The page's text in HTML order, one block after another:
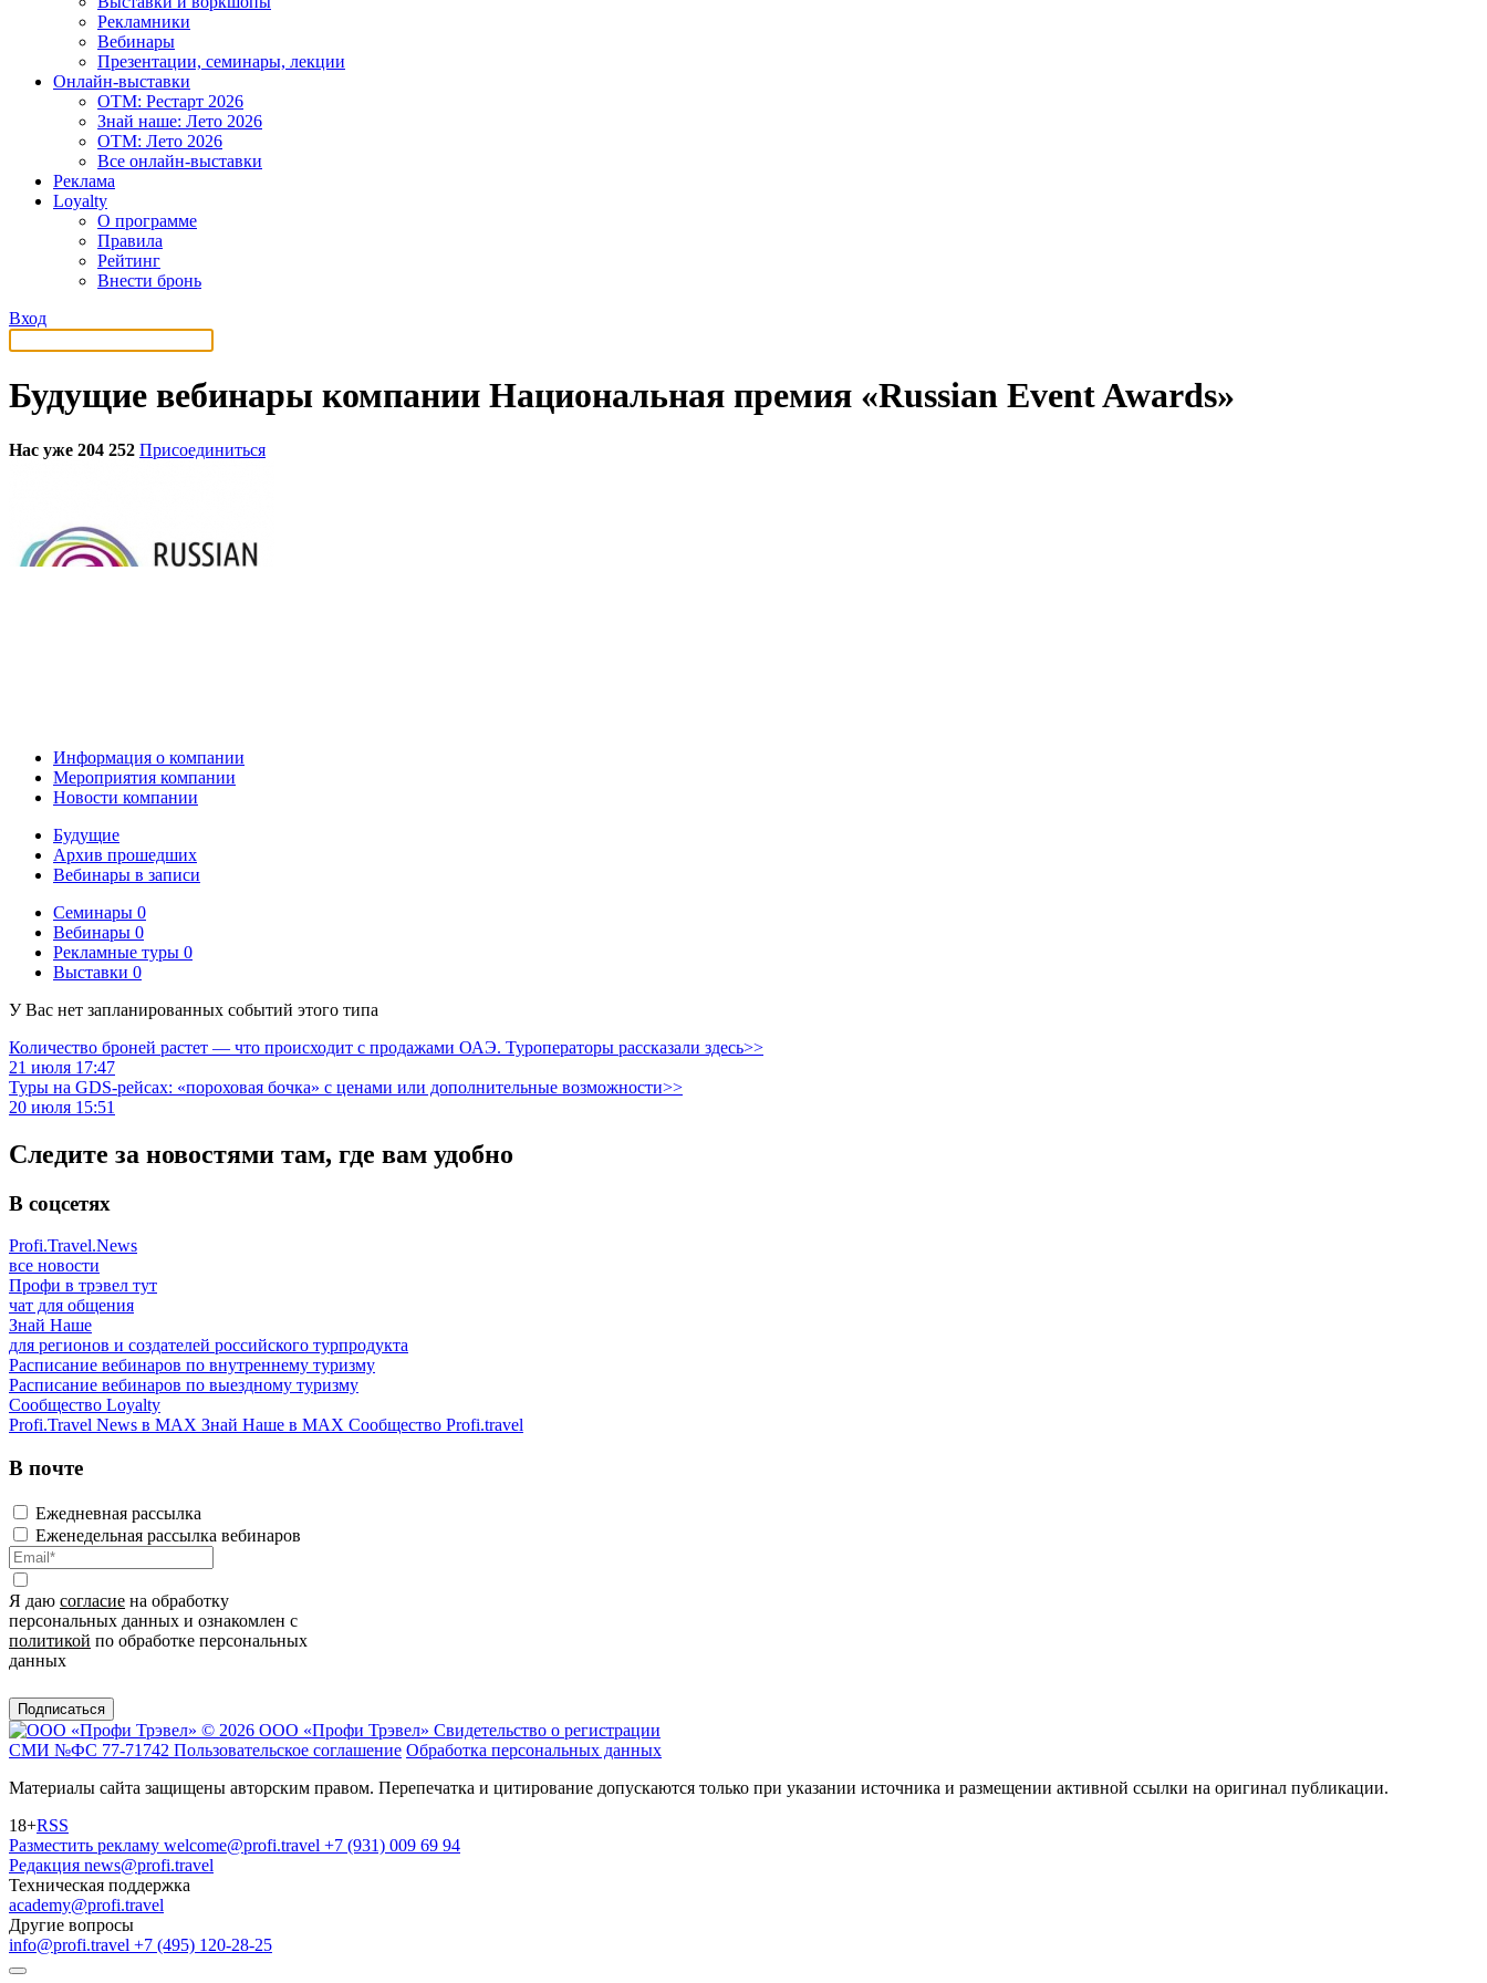
Рекламники
Вебинары
Презентации, семинары, лекции
Онлайн-выставки
OTM: Рестарт 2026
Знай наше: Лето 2026
OTM: Лето 2026
Все онлайн-выставки
Реклама
Loyalty
О программе
Правила
Рейтинг
Внести бронь
Вход
Будущие вебинары компании Национальная премия «Russian Event Awards»
Нас уже 204 252 Присоединиться
Информация о компании
Мероприятия компании
Новости компании
Будущие
Архив прошедших
Вебинары в записи
Семинары 0
Вебинары 0
Рекламные туры 0
Выставки 0
У Вас нет запланированных событий этого типа
Количество броней растет — что происходит с продажами ОАЭ. Туроператоры рассказали здесь>>
21 июля 17:47
Туры на GDS-рейсах: «пороховая бочка» с ценами или дополнительные возможности>>
20 июля 15:51
Следите за новостями там, где вам удобно
В соцсетях
Profi.Travel.News
все новости
Профи в трэвел тут
чат для общения
Знай Наше
для регионов и создателей российского турпродукта
Расписание вебинаров по внутреннему туризму
Расписание вебинаров по выездному туризму
Сообщество Loyalty
Profi.Travel News в MAX Знай Наше в MAX Сообщество Profi.travel
В почте
Ежедневная рассылка
Еженедельная рассылка вебинаров
Я даю согласие на обработку
персональных данных и ознакомлен с
политикой по обработке персональных
данных
Подписаться
© 2026 ООО «Профи Трэвeл» Свидетельство о регистрации
СМИ №ФС 77-71742 Пользовательское соглашение Обработка персональных данных
Материалы сайта защищены авторским правом. Перепечатка и цитирование допускаются только при указании источника и размещении активной ссылки на оригинал публикации.
18+RSS
Разместить рекламу welcome@profi.travel +7 (931) 009 69 94
Редакция news@profi.travel
Техническая поддержка
academy@profi.travel
Другие вопросы
info@profi.travel +7 (495) 120-28-25